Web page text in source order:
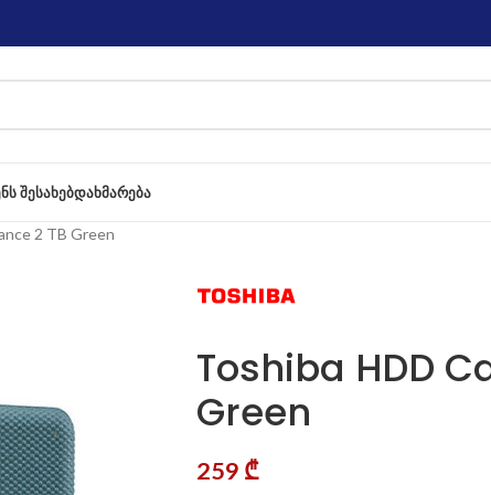
ᲨᲔᲡᲐᲮᲔᲑᲓᲐᲮᲛᲐᲠᲔᲑᲐ
2 TB Green
Toshiba HDD
Green
259 ₾